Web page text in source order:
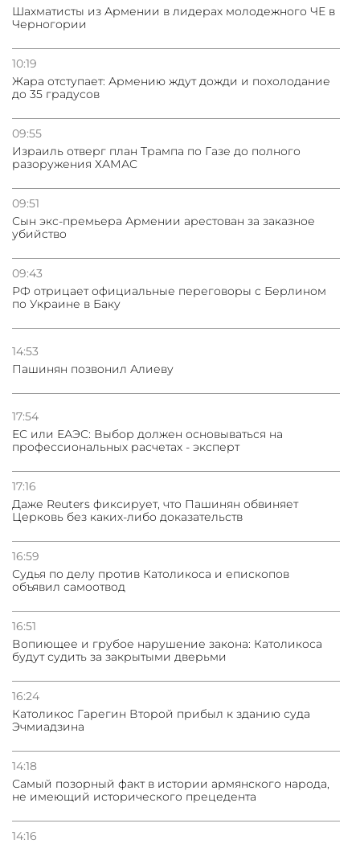
Шахматисты из Армении в лидерах молодежного ЧЕ в
Черногории
10:19
Жара отступает: Армению ждут дожди и похолодание
до 35 градусов
09:55
Израиль отверг план Трампа по Газе до полного
разоружения ХАМАС
09:51
Сын экс-премьера Армении арестован за заказное
убийство
09:43
РФ отрицает официальные переговоры с Берлином
по Украине в Баку
14:53
Пашинян позвонил Алиеву
17:54
ЕС или ЕАЭС: Выбор должен основываться на
профессиональных расчетах - эксперт
17:16
Даже Reuters фиксирует, что Пашинян обвиняет
Церковь без каких-либо доказательств
16:59
Судья по делу против Католикоса и епископов
объявил самоотвод
16:51
Вопиющее и грубое нарушение закона: Католикоса
будут судить за закрытыми дверьми
16:24
Католикос Гарегин Второй прибыл к зданию суда
Эчмиадзина
14:18
Самый позорный факт в истории армянского народа,
не имеющий исторического прецедента
14:16
03.08.2026
Стратегия безопасности ОДКБ допускает применение
03.08.2026
Нассим Талеб отказался выступить с лекцией в